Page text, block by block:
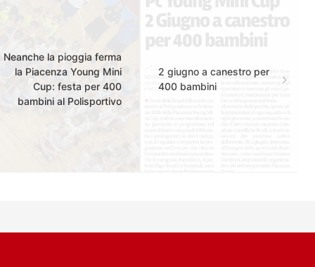
Neanche la pioggia ferma
la Piacenza Young Mini
Cup: festa per 400
bambini al Polisportivo
2 giugno a canestro per
400 bambini